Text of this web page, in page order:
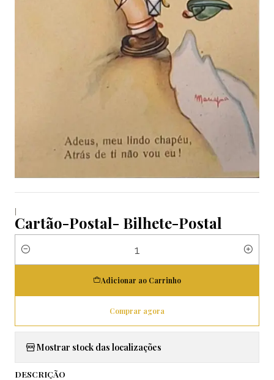
|
Cartão-Postal- Bilhete-Postal
Quantidade
Adicionar ao Carrinho
Comprar agora
Mostrar stock das localizações
DESCRIÇÃO